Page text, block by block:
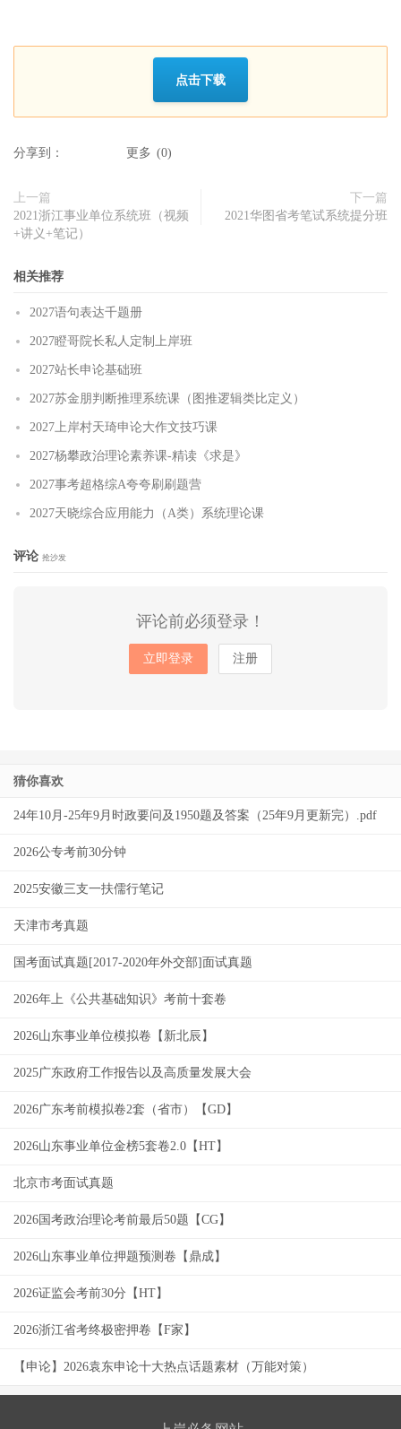
点击下载
分享到： 更多 (0)
上一篇
2021浙江事业单位系统班（视频
+讲义+笔记）
下一篇
2021华图省考笔试系统提分班
相关推荐
2027语句表达千题册
2027瞪哥院长私人定制上岸班
2027站长申论基础班
2027苏金朋判断推理系统课（图推逻辑类比定义）
2027上岸村天琦申论大作文技巧课
2027杨攀政治理论素养课-精读《求是》
2027事考超格综A夸夸刷刷题营
2027天晓综合应用能力（A类）系统理论课
评论 抢沙发
评论前必须登录！
立即登录 注册
猜你喜欢
24年10月-25年9月时政要问及1950题及答案（25年9月更新完）.pdf
2026公专考前30分钟
2025安徽三支一扶儒行笔记
天津市考真题
国考面试真题[2017-2020年外交部]面试真题
2026年上《公共基础知识》考前十套卷
2026山东事业单位模拟卷【新北辰】
2025广东政府工作报告以及高质量发展大会
2026广东考前模拟卷2套（省市）【GD】
2026山东事业单位金榜5套卷2.0【HT】
北京市考面试真题
2026国考政治理论考前最后50题【CG】
2026山东事业单位押题预测卷【鼎成】
2026证监会考前30分【HT】
2026浙江省考终极密押卷【F家】
【申论】2026袁东申论十大热点话题素材（万能对策）